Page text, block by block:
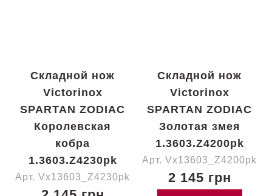
Складной нож
Victorinox
SPARTAN ZODIAC
Королевская
кобра
1.3603.Z4230pk
Арт. Vx13603_Z4230pk
Складной нож
Victorinox
SPARTAN ZODIAC
Золотая змея
1.3603.Z4200pk
Арт. Vx13603_Z4200pk
2 145 грн